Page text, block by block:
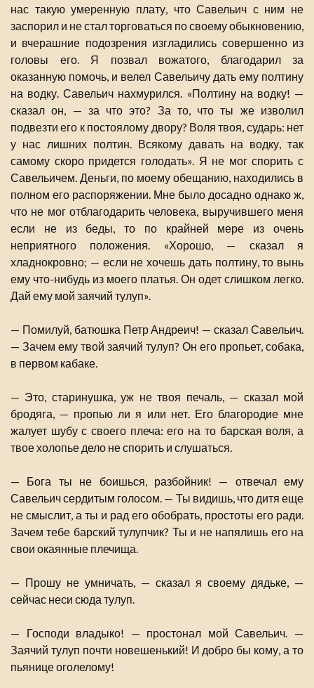
нас такую умеренную плату, что Савельич с ним не
заспорил и не стал торговаться по своему обыкновению,
и вчерашние подозрения изгладились совершенно из
головы его. Я позвал вожатого, благодарил за
оказанную помочь, и велел Савельичу дать ему полтину
на водку. Савельич нахмурился. «Полтину на водку! —
сказал он, — за что это? За то, что ты же изволил
подвезти его к постоялому двору? Воля твоя, сударь: нет
у нас лишних полтин. Всякому давать на водку, так
самому скоро придется голодать». Я не мог спорить с
Савельичем. Деньги, по моему обещанию, находились в
полном его распоряжении. Мне было досадно однако ж,
что не мог отблагодарить человека, выручившего меня
если не из беды, то по крайней мере из очень
неприятного положения. «Хорошо, — сказал я
хладнокровно; — если не хочешь дать полтину, то вынь
ему что-нибудь из моего платья. Он одет слишком легко.
Дай ему мой заячий тулуп».
— Помилуй, батюшка Петр Андреич! — сказал Савельич.
— Зачем ему твой заячий тулуп? Он его пропьет, собака,
в первом кабаке.
— Это, старинушка, уж не твоя печаль, — сказал мой
бродяга, — пропью ли я или нет. Его благородие мне
жалует шубу с своего плеча: его на то барская воля, а
твое холопье дело не спорить и слушаться.
— Бога ты не боишься, разбойник! — отвечал ему
Савельич сердитым голосом. — Ты видишь, что дитя еще
не смыслит, а ты и рад его обобрать, простоты его ради.
Зачем тебе барский тулупчик? Ты и не напялишь его на
свои окаянные плечища.
— Прошу не умничать, — сказал я своему дядьке, —
сейчас неси сюда тулуп.
— Господи владыко! — простонал мой Савельич. —
Заячий тулуп почти новешенький! И добро бы кому, а то
пьянице оголелому!